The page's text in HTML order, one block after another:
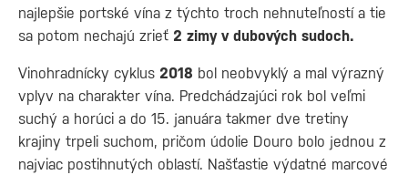
najlepšie portské vína z týchto troch nehnuteľností a tie
sa potom nechajú zrieť 2 zimy v dubových sudoch.
Vinohradnícky cyklus 2018 bol neobvyklý a mal výrazný
vplyv na charakter vína. Predchádzajúci rok bol veľmi
suchý a horúci a do 15. januára takmer dve tretiny
krajiny trpeli suchom, pričom údolie Douro bolo jednou z
najviac postihnutých oblastí. Našťastie výdatné marcové